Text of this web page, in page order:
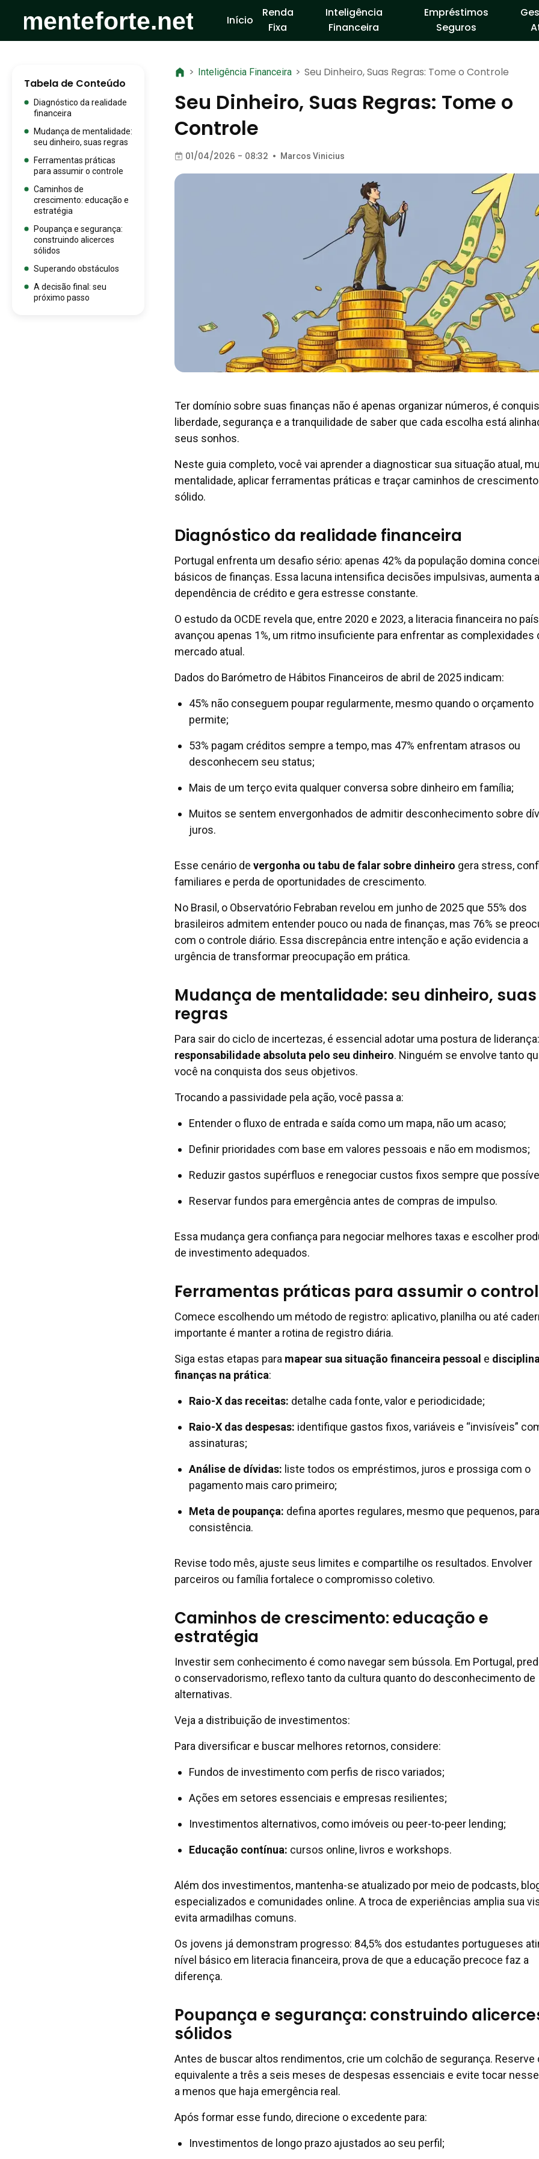
Início
Renda
Fixa
Inteligência
Financeira
Empréstimos
Seguros
Tabela de Conteúdo
Diagnóstico da realidade
financeira
Mudança de mentalidade:
seu dinheiro, suas regras
Ferramentas práticas
para assumir o controle
Caminhos de
crescimento: educação e
estratégia
Poupança e segurança:
construindo alicerces
sólidos
Superando obstáculos
A decisão final: seu
próximo passo
> Inteligência Financeira > Seu Dinheiro, Suas Regras: Tome o Controle
Seu Dinheiro, Suas Regras: Tome o
Controle
01/04/2026 - 08:32 • Marcos Vinicius
Ter domínio sobre suas finanças não é apenas organizar números, é
liberdade, segurança e a tranquilidade de saber que cada escolha está
seus sonhos.
Neste guia completo, você vai aprender a diagnosticar sua situação atual,
mentalidade, aplicar ferramentas práticas e traçar caminhos de crescimento
sólido.
Diagnóstico da realidade financeira
Portugal enfrenta um desafio sério: apenas 42% da população domina
básicos de finanças. Essa lacuna intensifica decisões impulsivas, aumenta a
dependência de crédito e gera estresse constante.
O estudo da OCDE revela que, entre 2020 e 2023, a literacia financeira no país
avançou apenas 1%, um ritmo insuficiente para enfrentar as complexidades
mercado atual.
Dados do Barómetro de Hábitos Financeiros de abril de 2025 indicam:
45% não conseguem poupar regularmente, mesmo quando o orçamento
permite;
53% pagam créditos sempre a tempo, mas 47% enfrentam atrasos ou
desconhecem seu status;
Mais de um terço evita qualquer conversa sobre dinheiro em família;
Muitos se sentem envergonhados de admitir desconhecimento sobre
juros.
Esse cenário de vergonha ou tabu de falar sobre dinheiro gera stress,
familiares e perda de oportunidades de crescimento.
No Brasil, o Observatório Febraban revelou em junho de 2025 que 55% dos
brasileiros admitem entender pouco ou nada de finanças, mas 76% se
com o controle diário. Essa discrepância entre intenção e ação evidencia a
urgência de transformar preocupação em prática.
Mudança de mentalidade: seu dinheiro, suas
regras
Para sair do ciclo de incertezas, é essencial adotar uma postura de liderança:
responsabilidade absoluta pelo seu dinheiro. Ninguém se envolve tanto
você na conquista dos seus objetivos.
Trocando a passividade pela ação, você passa a:
Entender o fluxo de entrada e saída como um mapa, não um acaso;
Definir prioridades com base em valores pessoais e não em modismos;
Reduzir gastos supérfluos e renegociar custos fixos sempre que
Reservar fundos para emergência antes de compras de impulso.
Essa mudança gera confiança para negociar melhores taxas e escolher
de investimento adequados.
Ferramentas práticas para assumir o
Comece escolhendo um método de registro: aplicativo, planilha ou até
importante é manter a rotina de registro diária.
Siga estas etapas para mapear sua situação financeira pessoal e
finanças na prática:
Raio-X das receitas: detalhe cada fonte, valor e periodicidade;
Raio-X das despesas: identifique gastos fixos, variáveis e “invisíveis”
assinaturas;
Análise de dívidas: liste todos os empréstimos, juros e prossiga com o
pagamento mais caro primeiro;
Meta de poupança: defina aportes regulares, mesmo que pequenos,
consistência.
Revise todo mês, ajuste seus limites e compartilhe os resultados. Envolver
parceiros ou família fortalece o compromisso coletivo.
Caminhos de crescimento: educação e
estratégia
Investir sem conhecimento é como navegar sem bússola. Em Portugal,
o conservadorismo, reflexo tanto da cultura quanto do desconhecimento de
alternativas.
Veja a distribuição de investimentos:
Para diversificar e buscar melhores retornos, considere:
Fundos de investimento com perfis de risco variados;
Ações em setores essenciais e empresas resilientes;
Investimentos alternativos, como imóveis ou peer-to-peer lending;
Educação contínua: cursos online, livros e workshops.
Além dos investimentos, mantenha-se atualizado por meio de podcasts,
especializados e comunidades online. A troca de experiências amplia sua
evita armadilhas comuns.
Os jovens já demonstram progresso: 84,5% dos estudantes portugueses
nível básico em literacia financeira, prova de que a educação precoce faz a
diferença.
Poupança e segurança: construindo
sólidos
Antes de buscar altos rendimentos, crie um colchão de segurança. Reserve
equivalente a três a seis meses de despesas essenciais e evite tocar nesse
a menos que haja emergência real.
Após formar esse fundo, direcione o excedente para:
Investimentos de longo prazo ajustados ao seu perfil;